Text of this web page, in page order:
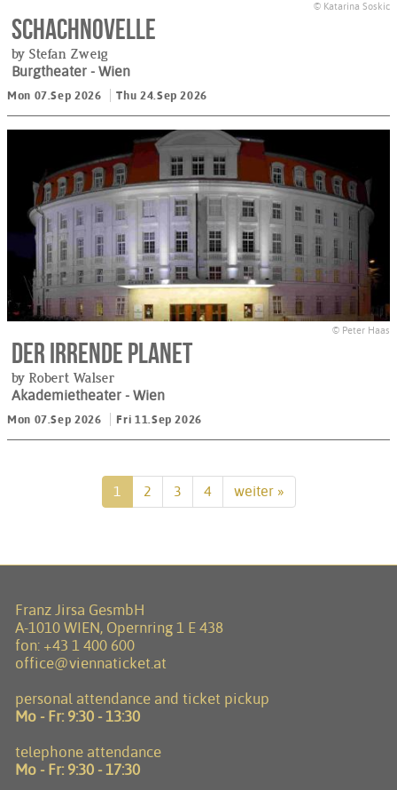
© Katarina Soskic
Schachnovelle
by Stefan Zweig
Burgtheater - Wien
Mon 07.Sep 2026 Thu 24.Sep 2026
© Peter Haas
Der irrende Planet
by Robert Walser
Akademietheater - Wien
Mon 07.Sep 2026 Fri 11.Sep 2026
1 2 3 4 weiter »
Franz Jirsa GesmbH
A-1010 WIEN, Opernring 1 E 438
fon: +43 1 400 600
office@viennaticket.at
personal attendance and ticket pickup
Mo - Fr: 9:30 - 13:30
telephone attendance
Mo - Fr: 9:30 - 17:30